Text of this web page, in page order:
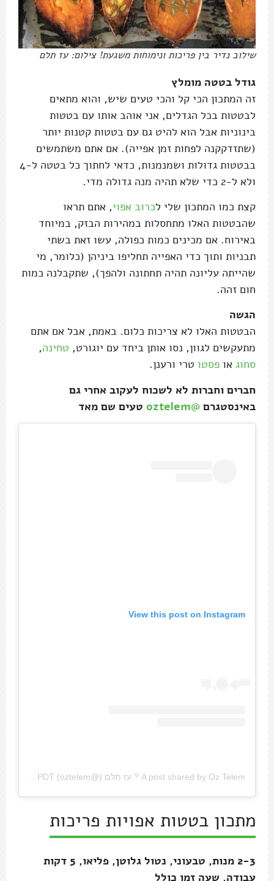
שילוב נדיר בין פריכות ונימוחות משגעת! צילום: עז תלם
גודל בטטה מומלץ
זה המתכון הכי קל והכי טעים שיש, והוא מתאים
לבטטות בכל הגדלים, אני אוהב אותו עם בטטות
בינוניות אבל הוא להיט גם עם בטטות קטנות יותר
(שתזדקקנה לפחות זמן אפייה). אם אתם משתמשים
בבטטות גדולות ושמנמנות, כדאי לחתוך כל בטטה ל-4
ולא ל-2 כדי שלא תהיה מנה גדולה מדי.
קצת כמו המתכון שלי לכרוב אפוי, אתם תראו
שהבטטות האלו מתחסלות במהירות הבזק, במיוחד
באירוח. אם מכינים כמות כפולה, עשו זאת בשתי
תבניות ותוך כדי האפייה תחליפו ביניהן (כלומר, מי
שהייתה עליונה תהיה תחתונה ולהפך), שתקבלנה כמות
חום זהה.
הגשה
הבטטות האלו לא צריכות כלום. באמת, אבל אם אתם
מתעקשים לגוון, נסו אותן ביחד עם יוגורט, טחינה,
סחוג או פסטו טרי ורענן.
חברים וחברות לא לשכוח לעקוב אחרי גם
באינסטגרם @oztelem טעים שם מאד
View this post on Instagram
A post shared by Oz Telem ? עז תלם (@oztelem) Mar 22, 2018 at 12:09pm PDT
מתכון בטטות אפויות פריכות
2-3 מנות, טבעוני, נטול גלוטן, פליאו, 5 דקות
עבודה, שעה זמן כולל